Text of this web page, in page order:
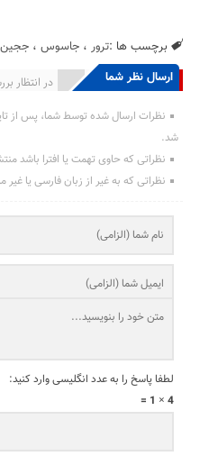
برچسب ها :ترور ،جاسوس ،ججین
ارسال نظر شما در انتظار انتشار یافته : 0
نظرات ارسال شده توسط شما، پس از
شد.
نظراتی که حاوی تهمت یا افترا باشد
نظراتی که به غیر از زبان فارسی یا
لطفا پاسخ را به عدد انگلیسی وارد کنید:
4 × 1 =